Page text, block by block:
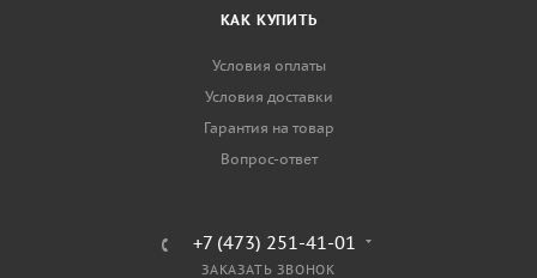
КАК КУПИТЬ
Условия оплаты
Условия доставки
Гарантия на товар
Вопрос-ответ
+7 (473) 251-41-01
ЗАКАЗАТЬ ЗВОНОК